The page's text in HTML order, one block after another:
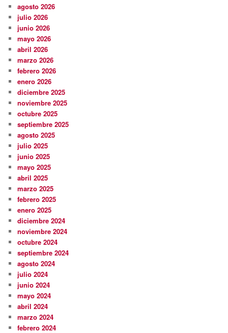
agosto 2026
julio 2026
junio 2026
mayo 2026
abril 2026
marzo 2026
febrero 2026
enero 2026
diciembre 2025
noviembre 2025
octubre 2025
septiembre 2025
agosto 2025
julio 2025
junio 2025
mayo 2025
abril 2025
marzo 2025
febrero 2025
enero 2025
diciembre 2024
noviembre 2024
octubre 2024
septiembre 2024
agosto 2024
julio 2024
junio 2024
mayo 2024
abril 2024
marzo 2024
febrero 2024